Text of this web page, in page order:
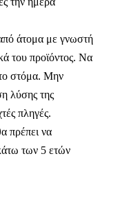
άτομα με γνωστή
του προϊόντος. Να
στόμα. Μην
λύσης της
πληγές.
πρέπει να
των 5 ετών